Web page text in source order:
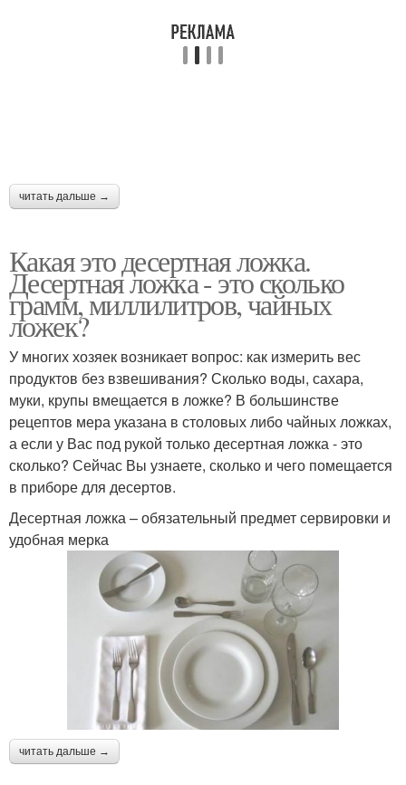
читать дальше →
Какая это десертная ложка.
Десертная ложка - это сколько
грамм, миллилитров, чайных
ложек?
У многих хозяек возникает вопрос: как измерить вес
продуктов без взвешивания? Сколько воды, сахара,
муки, крупы вмещается в ложке? В большинстве
рецептов мера указана в столовых либо чайных ложках,
а если у Вас под рукой только десертная ложка - это
сколько? Сейчас Вы узнаете, сколько и чего помещается
в приборе для десертов.
Десертная ложка – обязательный предмет сервировки и
удобная мерка
читать дальше →